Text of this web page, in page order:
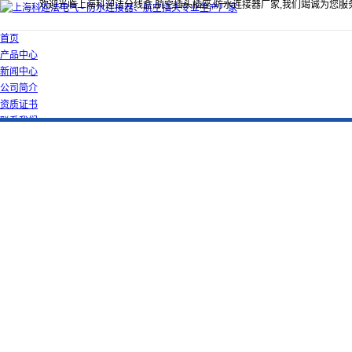
欢迎光临上海科迎法分线盒,航空插头插座,防水连接器厂家,我们竭诚为您服
首页
产品中心
新闻中心
公司简介
资质证书
联系我们